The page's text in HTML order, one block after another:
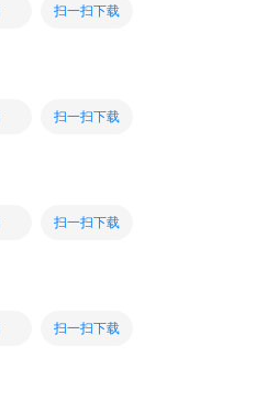
扫一扫下载
扫一扫下载
扫一扫下载
扫一扫下载